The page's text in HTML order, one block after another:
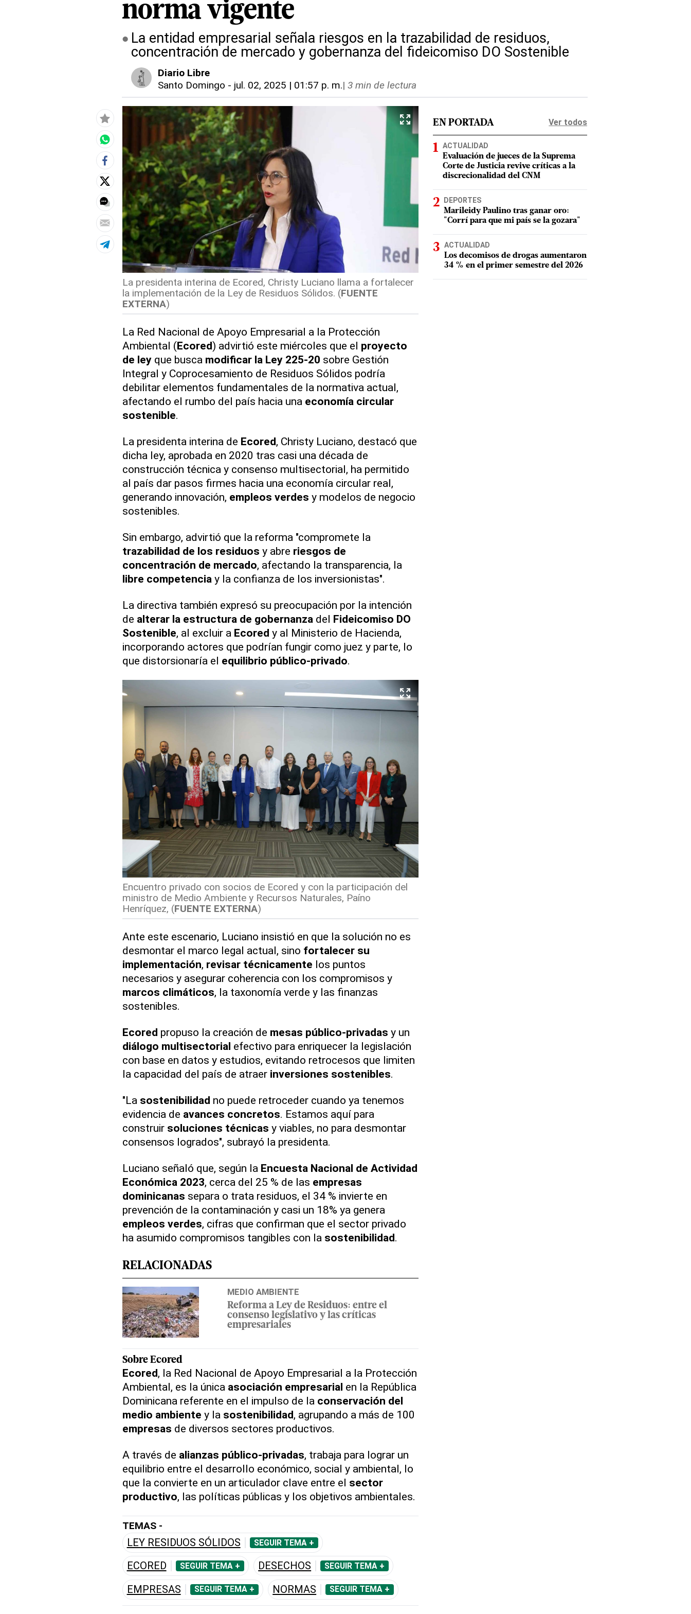
norma vigente
La entidad empresarial señala riesgos en la trazabilidad de residuos,
concentración de mercado y gobernanza del fideicomiso DO Sostenible
Diario Libre
Santo Domingo - jul. 02, 2025 | 01:57 p. m.| 3 min de lectura
La presidenta interina de Ecored, Christy Luciano llama a fortalecer
la implementación de la Ley de Residuos Sólidos. (FUENTE
EXTERNA)
La Red Nacional de Apoyo Empresarial a la Protección
Ambiental (Ecored) advirtió este miércoles que el proyecto
de leyque busca modificar la Ley 225-20 sobre Gestión
Integral y Coprocesamiento de Residuos Sólidos podría
debilitar elementos fundamentales de la normativa actual,
afectando el rumbo del país hacia una economía circular
sostenible.
La presidenta interina de Ecored, Christy Luciano, destacó que
dicha ley, aprobada en 2020 tras casi una década de
construcción técnica y consenso multisectorial, ha permitido
al país dar pasos firmes hacia una economía circular real,
generando innovación, empleos verdes y modelos de negocio
sostenibles.
Sin embargo, advirtió que la reforma "compromete la
trazabilidad de los residuos y abre riesgos de
concentración de mercado, afectando la transparencia, la
libre competencia y la confianza de los inversionistas".
La directiva también expresó su preocupación por la intención
de alterar la estructura de gobernanza del Fideicomiso DO
Sostenible, al excluir a Ecored y al Ministerio de Hacienda,
incorporando actores que podrían fungir como juez y parte, lo
que distorsionaría el equilibrio público-privado.
Encuentro privado con socios de Ecored y con la participación del
ministro de Medio Ambiente y Recursos Naturales, Paíno
Henríquez, (FUENTE EXTERNA)
Ante este escenario, Luciano insistió en que la solución no es
desmontar el marco legal actual, sino fortalecer su
implementación, revisar técnicamente los puntos
necesarios y asegurar coherencia con los compromisos y
marcos climáticos, la taxonomía verde y las finanzas
sostenibles.
Ecored propuso la creación de mesas público-privadas y un
diálogo multisectorial efectivo para enriquecer la legislación
con base en datos y estudios, evitando retrocesos que limiten
la capacidad del país de atraer inversiones sostenibles.
"La sostenibilidad no puede retroceder cuando ya tenemos
evidencia de avances concretos. Estamos aquí para
construir soluciones técnicas y viables, no para desmontar
consensos logrados", subrayó la presidenta.
Luciano señaló que, según la Encuesta Nacional de Actividad
Económica 2023, cerca del 25 % de las empresas
dominicanas separa o trata residuos, el 34 % invierte en
prevención de la contaminación y casi un 18% ya genera
empleos verdes, cifras que confirman que el sector privado
ha asumido compromisos tangibles con la sostenibilidad.
RELACIONADAS
MEDIO AMBIENTE
Reforma a Ley de Residuos: entre el
consenso legislativo y las críticas
empresariales
Sobre Ecored
Ecored, la Red Nacional de Apoyo Empresarial a la Protección
Ambiental, es la única asociación empresarial en la República
Dominicana referente en el impulso de la conservación del
medio ambiente y la sostenibilidad, agrupando a más de 100
empresas de diversos sectores productivos.
A través de alianzas público-privadas, trabaja para lograr un
equilibrio entre el desarrollo económico, social y ambiental, lo
que la convierte en un articulador clave entre el sector
productivo, las políticas públicas y los objetivos ambientales.
TEMAS -
LEY RESIDUOS SÓLIDOS SEGUIR TEMA +
ECORED SEGUIR TEMA + DESECHOS SEGUIR TEMA +
EMPRESAS SEGUIR TEMA + NORMAS SEGUIR TEMA +
EN PORTADA Ver todos
ACTUALIDAD
Evaluación de jueces de la Suprema
Corte de Justicia revive críticas a la
discrecionalidad del CNM
DEPORTES
Marileidy Paulino tras ganar oro:
"Corrí para que mi país se la gozara"
ACTUALIDAD
Los decomisos de drogas aumentaron
34 % en el primer semestre del 2026